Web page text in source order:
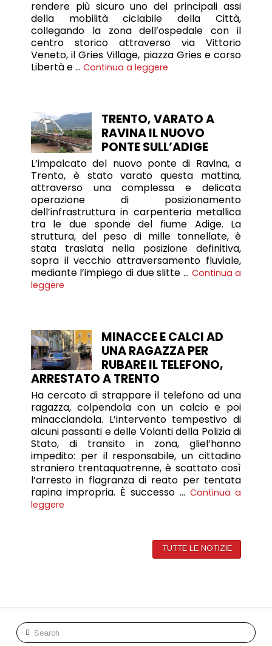
rendere più sicuro uno dei principali assi
della mobilità ciclabile della Città,
collegando la zona dell’ospedale con il
centro storico attraverso via Vittorio
Veneto, il Gries Village, piazza Gries e corso
Libertà e … Continua a leggere
TRENTO, VARATO A
RAVINA IL NUOVO
PONTE SULL’ADIGE
L’impalcato del nuovo ponte di Ravina, a
Trento, è stato varato questa mattina,
attraverso una complessa e delicata
operazione di posizionamento
dell’infrastruttura in carpenteria metallica
tra le due sponde del fiume Adige. La
struttura, del peso di mille tonnellate, è
stata traslata nella posizione definitiva,
sopra il vecchio attraversamento fluviale,
mediante l’impiego di due slitte … Continua a
leggere
MINACCE E CALCI AD
UNA RAGAZZA PER
RUBARE IL TELEFONO,
ARRESTATO A TRENTO
Ha cercato di strappare il telefono ad una
ragazza, colpendola con un calcio e poi
minacciandola. L’intervento tempestivo di
alcuni passanti e delle Volanti della Polizia di
Stato, di transito in zona, gliel’hanno
impedito: per il responsabile, un cittadino
straniero trentaquatrenne, è scattato così
l’arresto in flagranza di reato per tentata
rapina impropria. È successo … Continua a
leggere
TUTTE LE NOTIZIE
Search